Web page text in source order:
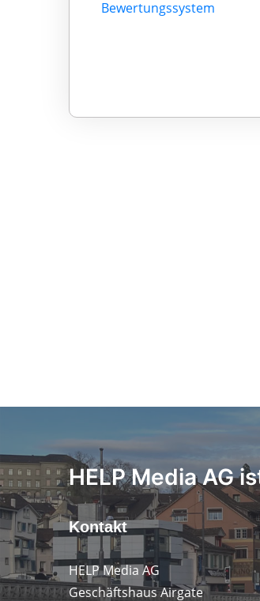
Bewertungssystem
HELP Media AG
Kontakt
HELP Media AG
Geschäftshaus Airgate